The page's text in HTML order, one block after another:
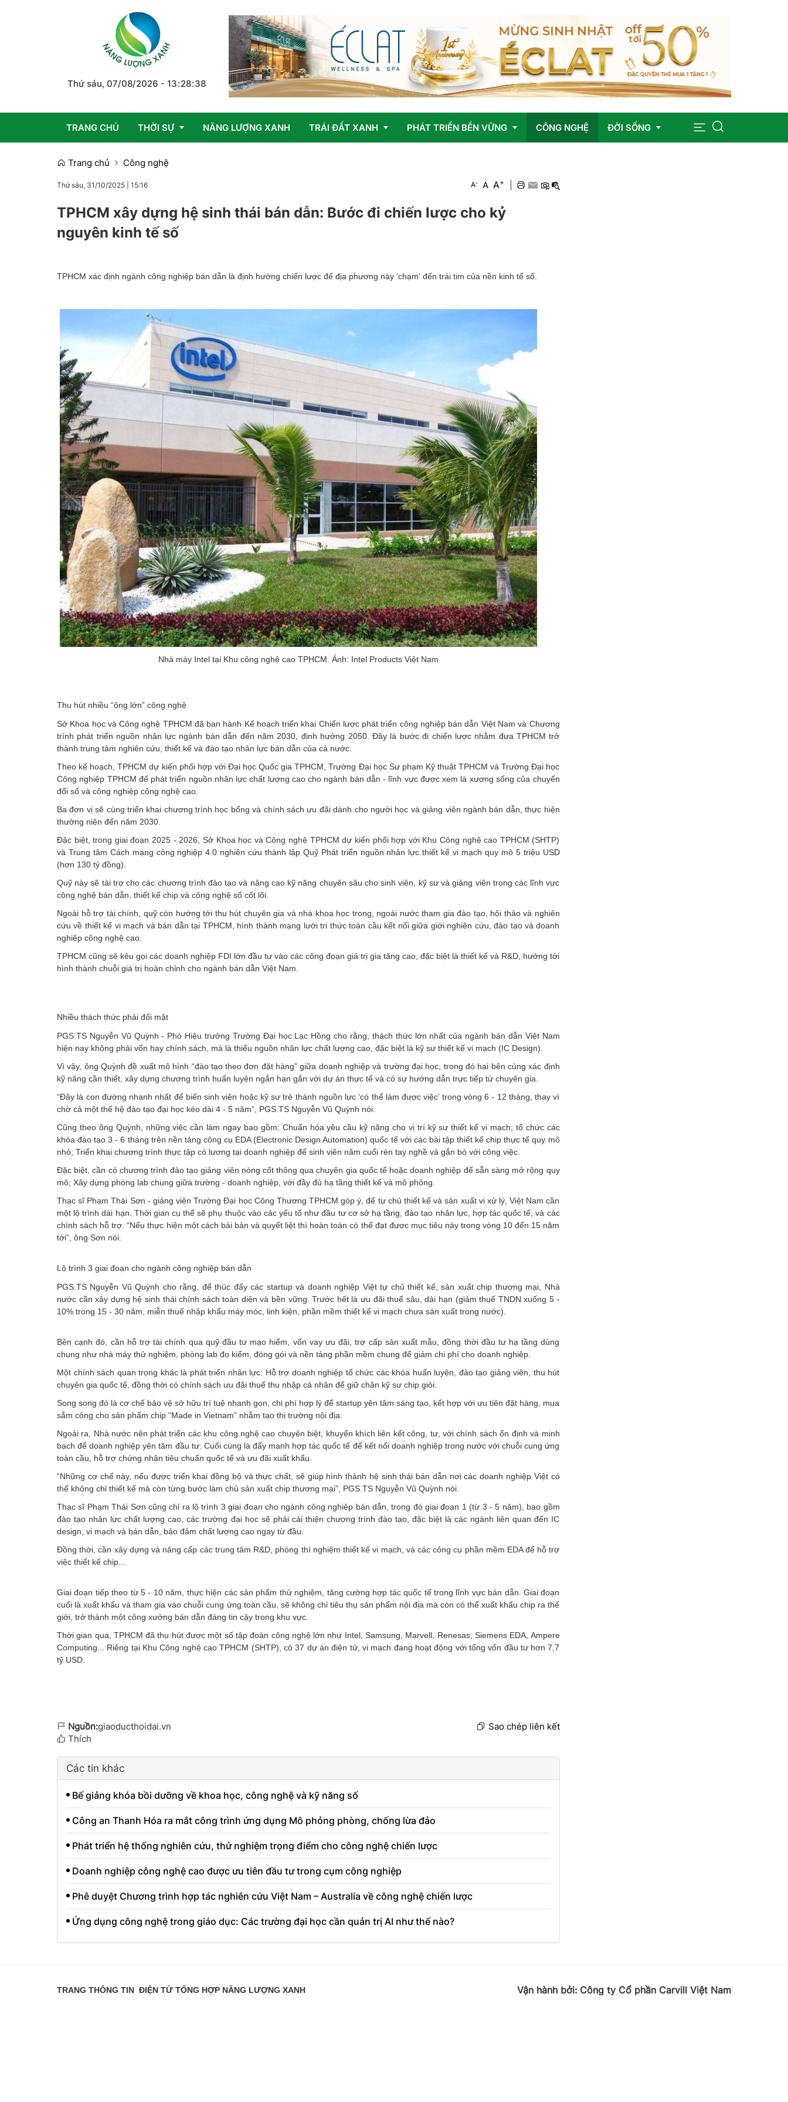
Thứ sáu, 07/08/2026 - 13:28:39
TRANG CHỦ THỜI SỰ
Trong nước
Quốc tế
Emagazine
NĂNG LƯỢNG XANH TRÁI ĐẤT XANH
Giải pháp
PHÁT TRIỂN BỀN VỮNG CÔNG NGHỆ ĐỜI SỐNG
Trang chủ Công nghệ
Thứ sáu, 31/10/2025 15:16 A- A A+
TPHCM xây dựng hệ sinh thái bán dẫn: Bước đi chiến lược cho kỷ
nguyên kinh tế số
TPHCM xác định ngành công nghiệp bán dẫn là định hướng chiến lược để địa phương này 'chạm' đến trái tim của nền kinh tế số.
Nhà máy Intel tại Khu công nghệ cao TPHCM. Ảnh: Intel Products Việt Nam
Thu hút nhiều “ông lớn” công nghệ
Sở Khoa học và Công nghệ TPHCM đã ban hành Kế hoạch triển khai Chiến lược phát triển công nghiệp bán dẫn Việt Nam và Chương
trình phát triển nguồn nhân lực ngành bán dẫn đến năm 2030, định hướng 2050. Đây là bước đi chiến lược nhằm đưa TPHCM trở
thành trung tâm nghiên cứu, thiết kế và đào tạo nhân lực bán dẫn của cả nước.
Theo kế hoạch, TPHCM dự kiến phối hợp với Đại học Quốc gia TPHCM, Trường Đại học Sư phạm Kỹ thuật TPHCM và Trường Đại học
Công nghiệp TPHCM để phát triển nguồn nhân lực chất lượng cao cho ngành bán dẫn - lĩnh vực được xem là xương sống của chuyển
đổi số và công nghiệp công nghệ cao.
Ba đơn vị sẽ cùng triển khai chương trình học bổng và chính sách ưu đãi dành cho người học và giảng viên ngành bán dẫn, thực hiện
thường niên đến năm 2030.
Đặc biệt, trong giai đoạn 2025 - 2026, Sở Khoa học và Công nghệ TPHCM dự kiến phối hợp với Khu Công nghệ cao TPHCM (SHTP)
và Trung tâm Cách mạng công nghiệp 4.0 nghiên cứu thành lập Quỹ Phát triển nguồn nhân lực thiết kế vi mạch quy mô 5 triệu USD
(hơn 130 tỷ đồng).
Quỹ này sẽ tài trợ cho các chương trình đào tạo và nâng cao kỹ năng chuyên sâu cho sinh viên, kỹ sư và giảng viên trong các lĩnh vực
công nghệ bán dẫn, thiết kế chip và công nghệ số cốt lõi.
Ngoài hỗ trợ tài chính, quỹ còn hướng tới thu hút chuyên gia và nhà khoa học trong, ngoài nước tham gia đào tạo, hội thảo và nghiên
cứu về thiết kế vi mạch và bán dẫn tại TPHCM, hình thành mạng lưới tri thức toàn cầu kết nối giữa giới nghiên cứu, đào tạo và doanh
nghiệp công nghệ cao.
TPHCM cũng sẽ kêu gọi các doanh nghiệp FDI lớn đầu tư vào các công đoạn giá trị gia tăng cao, đặc biệt là thiết kế và R&D, hướng tới
hình thành chuỗi giá trị hoàn chỉnh cho ngành bán dẫn Việt Nam.
Nhiều thách thức phải đối mặt
PGS.TS Nguyễn Vũ Quỳnh - Phó Hiệu trưởng Trường Đại học Lạc Hồng cho rằng, thách thức lớn nhất của ngành bán dẫn Việt Nam
hiện nay không phải vốn hay chính sách, mà là thiếu nguồn nhân lực chất lượng cao, đặc biệt là kỹ sư thiết kế vi mạch (IC Design).
Vì vậy, ông Quỳnh đề xuất mô hình “đào tạo theo đơn đặt hàng” giữa doanh nghiệp và trường đại học, trong đó hai bên cùng xác định
kỹ năng cần thiết, xây dựng chương trình huấn luyện ngắn hạn gắn với dự án thực tế và có sự hướng dẫn trực tiếp từ chuyên gia.
“Đây là con đường nhanh nhất để biến sinh viên hoặc kỹ sư trẻ thành nguồn lực ‘có thể làm được việc’ trong vòng 6 - 12 tháng, thay vì
chờ cả một thế hệ đào tạo đại học kéo dài 4 - 5 năm”, PGS.TS Nguyễn Vũ Quỳnh nói.
Cũng theo ông Quỳnh, những việc cần làm ngay bao gồm: Chuẩn hóa yêu cầu kỹ năng cho vị trí kỹ sư thiết kế vi mạch; tổ chức các
khóa đào tạo 3 - 6 tháng trên nền tảng công cụ EDA (Electronic Design Automation) quốc tế với các bài tập thiết kế chip thực tế quy mô
nhỏ; Triển khai chương trình thực tập có lương tại doanh nghiệp để sinh viên năm cuối rèn tay nghề và gắn bó với công việc.
Đặc biệt, cần có chương trình đào tạo giảng viên nòng cốt thông qua chuyên gia quốc tế hoặc doanh nghiệp để sẵn sàng mở rộng quy
mô; Xây dựng phòng lab chung giữa trường - doanh nghiệp, với đầy đủ hạ tầng thiết kế và mô phỏng.
Thạc sĩ Phạm Thái Sơn - giảng viên Trường Đại học Công Thương TPHCM góp ý, để tự chủ thiết kế và sản xuất vi xử lý, Việt Nam cần
một lộ trình dài hạn. Thời gian cụ thể sẽ phụ thuộc vào các yếu tố như đầu tư cơ sở hạ tầng, đào tạo nhân lực, hợp tác quốc tế, và các
chính sách hỗ trợ. “Nếu thực hiện một cách bài bản và quyết liệt thì hoàn toàn có thể đạt được mục tiêu này trong vòng 10 đến 15 năm
tới”, ông Sơn nói.
Lộ trình 3 giai đoạn cho ngành công nghiệp bán dẫn
PGS.TS Nguyễn Vũ Quỳnh cho rằng, để thúc đẩy các startup và doanh nghiệp Việt tự chủ thiết kế, sản xuất chip thương mại, Nhà
nước cần xây dựng hệ sinh thái chính sách toàn diện và bền vững. Trước hết là ưu đãi thuế sâu, dài hạn (giảm thuế TNDN xuống 5 -
10% trong 15 - 30 năm, miễn thuế nhập khẩu máy móc, linh kiện, phần mềm thiết kế vi mạch chưa sản xuất trong nước).
Bên cạnh đó, cần hỗ trợ tài chính qua quỹ đầu tư mạo hiểm, vốn vay ưu đãi, trợ cấp sản xuất mẫu, đồng thời đầu tư hạ tầng dùng
chung như nhà máy thử nghiệm, phòng lab đo kiểm, đóng gói và nền tảng phần mềm chung để giảm chi phí cho doanh nghiệp.
Một chính sách quan trọng khác là phát triển nhân lực: Hỗ trợ doanh nghiệp tổ chức các khóa huấn luyện, đào tạo giảng viên, thu hút
chuyên gia quốc tế, đồng thời có chính sách ưu đãi thuế thu nhập cá nhân để giữ chân kỹ sư chip giỏi.
Song song đó là cơ chế bảo vệ sở hữu trí tuệ nhanh gọn, chi phí hợp lý để startup yên tâm sáng tạo, kết hợp với ưu tiên đặt hàng, mua
sắm công cho sản phẩm chip “Made in Vietnam” nhằm tạo thị trường nội địa.
Ngoài ra, Nhà nước nên phát triển các khu công nghệ cao chuyên biệt, khuyến khích liên kết công, tư, với chính sách ổn định và minh
bạch để doanh nghiệp yên tâm đầu tư. Cuối cùng là đẩy mạnh hợp tác quốc tế để kết nối doanh nghiệp trong nước với chuỗi cung ứng
toàn cầu, hỗ trợ chứng nhận tiêu chuẩn quốc tế và ưu đãi xuất khẩu.
“Những cơ chế này, nếu được triển khai đồng bộ và thực chất, sẽ giúp hình thành hệ sinh thái bán dẫn nơi các doanh nghiệp Việt có
thể không chỉ thiết kế mà còn từng bước làm chủ sản xuất chip thương mại”, PGS.TS Nguyễn Vũ Quỳnh nói.
Thạc sĩ Phạm Thái Sơn cũng chỉ ra lộ trình 3 giai đoạn cho ngành công nghiệp bán dẫn, trong đó giai đoạn 1 (từ 3 - 5 năm), bao gồm
đào tạo nhân lực chất lượng cao, các trường đại học sẽ phải cải thiện chương trình đào tạo, đặc biệt là các ngành liên quan đến IC
design, vi mạch và bán dẫn, bảo đảm chất lượng cao ngay từ đầu.
Đồng thời, cần xây dựng và nâng cấp các trung tâm R&D, phòng thí nghiệm thiết kế vi mạch, và các công cụ phần mềm EDA để hỗ trợ
việc thiết kế chip...
Giai đoạn tiếp theo từ 5 - 10 năm, thực hiện các sản phẩm thử nghiệm, tăng cường hợp tác quốc tế trong lĩnh vực bán dẫn. Giai đoạn
cuối là xuất khẩu và tham gia vào chuỗi cung ứng toàn cầu, sẽ không chỉ tiêu thụ sản phẩm nội địa mà còn có thể xuất khẩu chip ra thế
giới, trở thành một công xưởng bán dẫn đáng tin cậy trong khu vực.
Thời gian qua, TPHCM đã thu hút được một số tập đoàn công nghệ lớn như Intel, Samsung, Marvell, Renesas, Siemens EDA, Ampere
Computing... Riêng tại Khu Công nghệ cao TPHCM (SHTP), có 37 dự án điện tử, vi mạch đang hoạt động với tổng vốn đầu tư hơn 7,7
tỷ USD.
Nguồn:giaoducthoidai.vn
Sao chép liên kết
Thích
Các tin khác
Bế giảng khóa bồi dưỡng về khoa học, công nghệ và kỹ năng số
Công an Thanh Hóa ra mắt công trình ứng dụng Mô phỏng phòng, chống lừa đảo
Phát triển hệ thống nghiên cứu, thử nghiệm trọng điểm cho công nghệ chiến lược
Doanh nghiệp công nghệ cao được ưu tiên đầu tư trong cụm công nghiệp
Phê duyệt Chương trình hợp tác nghiên cứu Việt Nam – Australia về công nghệ chiến lược
Ứng dụng công nghệ trong giáo dục: Các trường đại học cần quản trị AI như thế nào?
TRANG THÔNG TIN ĐIỆN TỬ TỔNG HỢP NĂNG LƯỢNG XANH
Vận hành bởi: Công ty Cổ phần Carvill Việt Nam